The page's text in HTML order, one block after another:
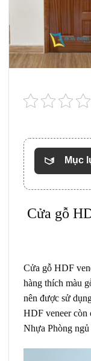
Mục
Cửa gỗ
Cửa gỗ HDF
hàng thích màu
nên được sử
HDF veneer còn
Nhựa Phòng